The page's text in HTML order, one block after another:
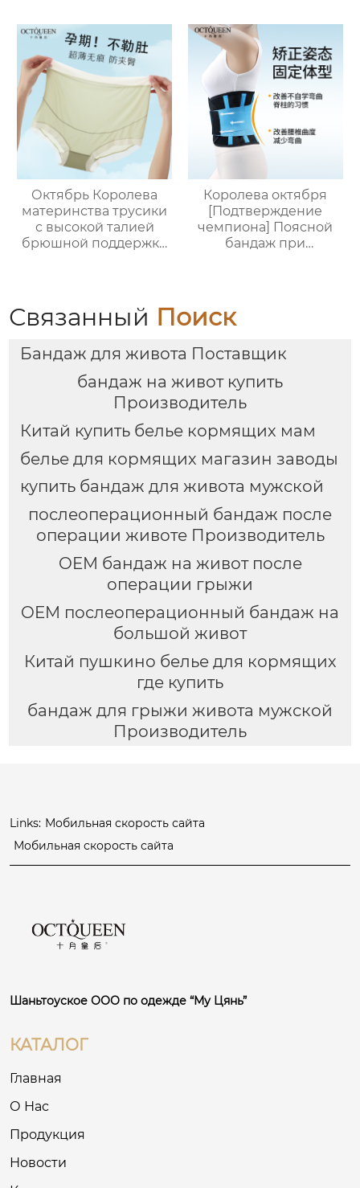
беременности
Большой размер
Хлопок Промежность
Беременность
Специальный Тонкий
Без Следа Ранний
Ледяной Шелк
беременных Большой
размер Строгание и
разглаживание
Втягивание рук
двойного назначения
и удержание таза
Тонкий стиль
Октябрь Королева
материнства трусики
с высокой талией
брюшной поддержки
средних поздних
беременности без
хлопка промежности
шорты
Королева октября
[Подтверждение
чемпиона] Поясной
бандаж при
поясничном поясе
женщин.
Связанный Поиск
Бандаж для живота Поставщик
бандаж на живот купить
Производитель
Китай купить белье кормящих мам
белье для кормящих магазин заводы
купить бандаж для живота мужской
послеоперационный бандаж после
операции животе Производитель
OEM бандаж на живот после
операции грыжи
OEM послеоперационный бандаж на
большой живот
Китай пушкино белье для кормящих
где купить
бандаж для грыжи живота мужской
Производитель
Links: Мобильная скорость сайта
Мобильная скорость сайта
Шаньтоуское ООО по одежде “Му Цянь”
КАТАЛОГ
Главная
О Нас
Продукция
Новости